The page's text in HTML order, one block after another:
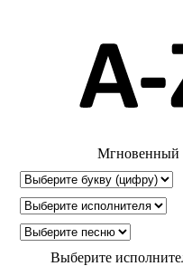
Мгновенный
Выберите